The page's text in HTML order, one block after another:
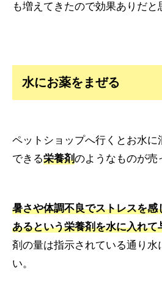
も増えてきたので効果ありだと
水にお薬をまぜる
ペットショップへ行くとお水
できる栄養剤のようなものが売
暑さや体調不良でストレスを
あるという栄養剤を水に入れて
剤の量は指示されている通り水
い。